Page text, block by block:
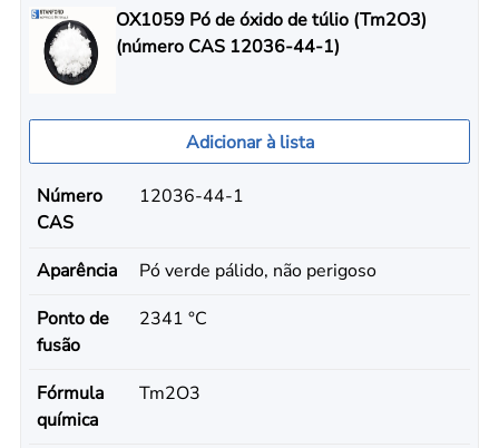
OX1059 Pó de óxido de túlio (Tm2O3)
(número CAS 12036-44-1)
Adicionar à lista
Número
CAS
12036-44-1
Aparência
Pó verde pálido, não perigoso
Ponto de
fusão
2341 °C
Fórmula
química
Tm2O3